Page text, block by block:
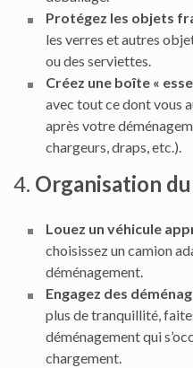
Protégez les objets
les verres et autres
ou des serviettes.
Créez une boîte «
avec tout ce dont vous
après votre
chargeurs, draps, etc.).
4. Organisation
Louez un véhicule
choisissez un camion
déménagement.
Engagez des
plus de tranquillité,
déménagement qui
chargement.